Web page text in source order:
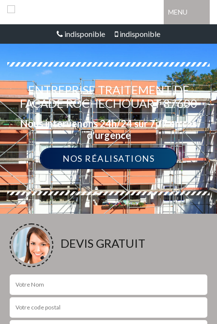
MENU
indisponible indisponible
ENTREPRISE TRAITEMENT DE
FAÇADE ROCHECHOUART 87600
Nous intervenons 24h/24 sur 7j/7 en cas
d'urgence
NOS RÉALISATIONS
DEVIS GRATUIT